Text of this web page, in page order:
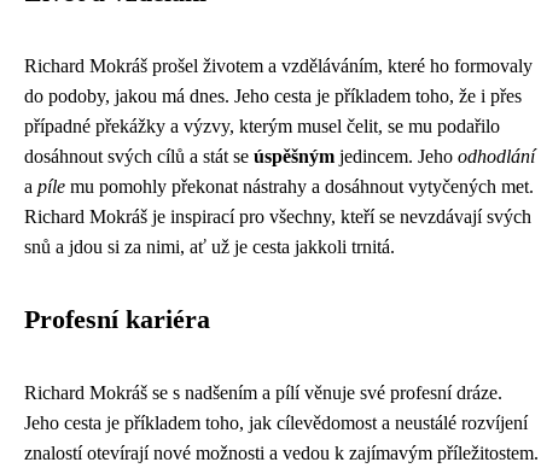
Richard Mokráš prošel životem a vzděláváním, které ho formovaly
do podoby, jakou má dnes. Jeho cesta je příkladem toho, že i přes
případné překážky a výzvy, kterým musel čelit, se mu podařilo
dosáhnout svých cílů a stát se úspěšným jedincem. Jeho odhodlání
a píle mu pomohly překonat nástrahy a dosáhnout vytyčených met.
Richard Mokráš je inspirací pro všechny, kteří se nevzdávají svých
snů a jdou si za nimi, ať už je cesta jakkoli trnitá.
Profesní kariéra
Richard Mokráš se s nadšením a pílí věnuje své profesní dráze.
Jeho cesta je příkladem toho, jak cílevědomost a neustálé rozvíjení
znalostí otevírají nové možnosti a vedou k zajímavým příležitostem.